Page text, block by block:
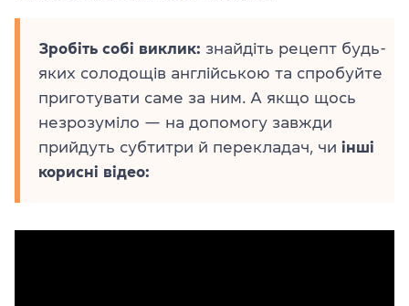
Зробіть собі виклик: знайдіть рецепт будь-
яких солодощів англійською та спробуйте
приготувати саме за ним. А якщо щось
незрозуміло — на допомогу завжди
прийдуть субтитри й перекладач, чи інші
корисні відео: